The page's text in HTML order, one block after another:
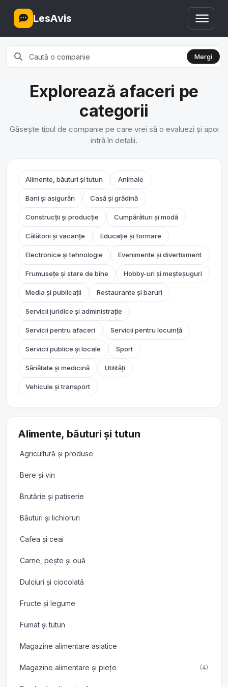
LesAvis
Mergi
Explorează afaceri pe
categorii
Găsește tipul de companie pe care vrei să o evaluezi și apoi
intră în detalii.
Alimente, băuturi și tutun Animale
Bani și asigurări Casă și grădină
Construcții și producție Cumpărături și modă
Călătorii și vacanțe Educație și formare
Electronice și tehnologie Evenimente și divertisment
Frumusețe și stare de bine Hobby-uri și meșteșuguri
Media și publicații Restaurante și baruri
Servicii juridice și administrație
Servicii pentru afaceri Servicii pentru locuință
Servicii publice și locale Sport
Sănătate și medicină Utilități
Vehicule și transport
Alimente, băuturi și tutun
Agricultură și produse
Bere și vin
Brutărie și patiserie
Băuturi și lichioruri
Cafea și ceai
Carne, pește și ouă
Dulciuri și ciocolată
Fructe și legume
Fumat și tutun
Magazine alimentare asiatice
Magazine alimentare și piețe (4)